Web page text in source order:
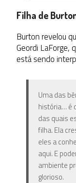
Filha de
Burton revelou
Geordi LaForge,
está sendo
Uma das
história… é
das quais
filha. Ela
eles a
aqui. E
ambiente
glorioso.